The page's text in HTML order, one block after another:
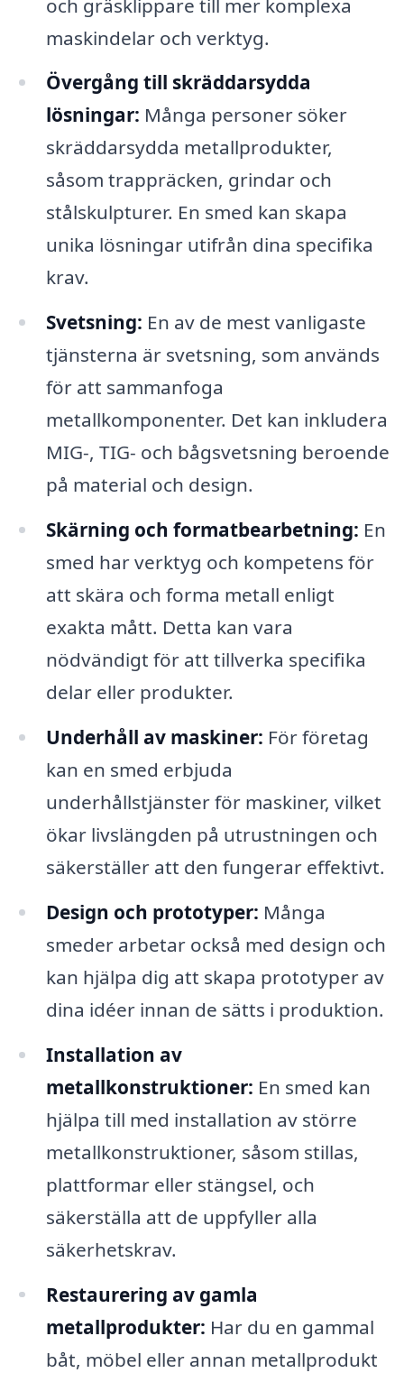
maskindelar och verktyg.
Övergång till skräddarsydda
lösningar: Många personer söker
skräddarsydda metallprodukter,
såsom trappräcken, grindar och
stålskulpturer. En smed kan skapa
unika lösningar utifrån dina specifika
krav.
Svetsning: En av de mest vanligaste
tjänsterna är svetsning, som används
för att sammanfoga
metallkomponenter. Det kan inkludera
MIG-, TIG- och bågsvetsning beroende
på material och design.
Skärning och formatbearbetning: En
smed har verktyg och kompetens för
att skära och forma metall enligt
exakta mått. Detta kan vara
nödvändigt för att tillverka specifika
delar eller produkter.
Underhåll av maskiner: För företag
kan en smed erbjuda
underhållstjänster för maskiner, vilket
ökar livslängden på utrustningen och
säkerställer att den fungerar effektivt.
Design och prototyper: Många
smeder arbetar också med design och
kan hjälpa dig att skapa prototyper av
dina idéer innan de sätts i produktion.
Installation av
metallkonstruktioner: En smed kan
hjälpa till med installation av större
metallkonstruktioner, såsom stillas,
plattformar eller stängsel, och
säkerställa att de uppfyller alla
säkerhetskrav.
Restaurering av gamla
metallprodukter: Har du en gammal
båt, möbel eller annan metallprodukt